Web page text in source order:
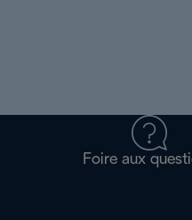
Foire aux